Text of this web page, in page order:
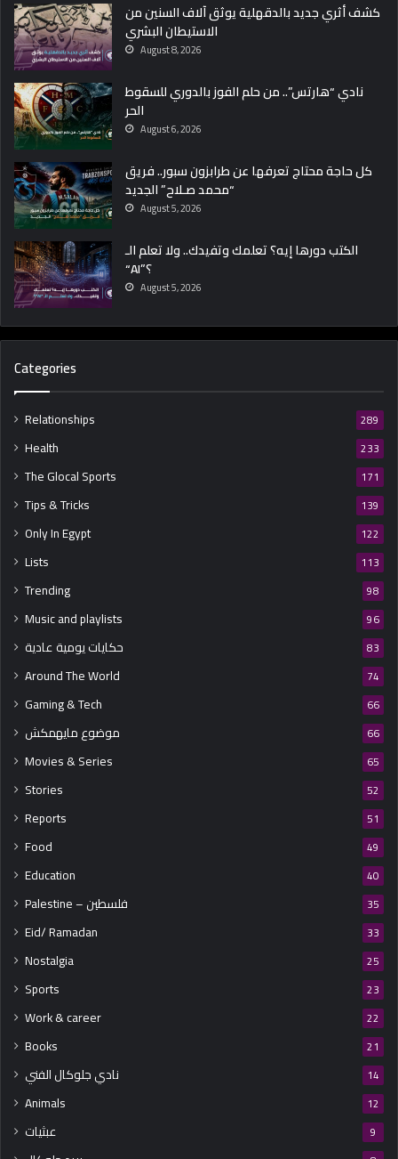
كشف أثري جديد بالدقهلية يوثق آلاف السنين من
الاستيطان البشري
August 8, 2026
نادي “هارتس”.. من حلم الفوز بالدوري للسقوط
الحر
August 6, 2026
كل حاجة محتاج تعرفها عن طرابزون سبور.. فريق
“محمد صـلاح” الجديد
August 5, 2026
الكتب دورها إيه؟ تعلمك وتفيدك.. ولا تعلم الـ
“AI”؟
August 5, 2026
Categories
Relationships 289
Health 233
The Glocal Sports 171
Tips & Tricks 139
Only In Egypt 122
Lists 113
Trending 98
Music and playlists 96
حكايات يومية عادية 83
Around The World 74
Gaming & Tech 66
موضوع مايهمكش 66
Movies & Series 65
Stories 52
Reports 51
Food 49
Education 40
Palestine – فلسطين 35
Eid/ Ramadan 33
Nostalgia 25
Sports 23
Work & career 22
Books 21
نادي جلوكال الفني 14
Animals 12
عبثيات 9